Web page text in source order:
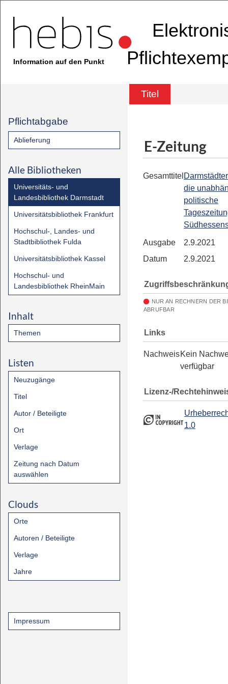
Information auf den Punkt
Titel
Pflichtabgabe
Ablieferung
Alle Bibliotheken
Universitäts- und
Landesbibliothek Darmstadt
Universitätsbibliothek Frankfurt
Hochschul-, Landes- und
Stadtbibliothek Fulda
Universitätsbibliothek Kassel
Hochschul- und
Landesbibliothek RheinMain
Inhalt
Themen
Listen
Neuzugänge
Titel
Autor / Beteiligte
Ort
Verlage
Zeitung nach Datum
auswählen
Clouds
Orte
Autoren / Beteiligte
Verlage
Jahre
Impressum
E-Zeitung
Gesamttitel
die
politische
Ausgabe
2.9.2021
Datum
2.9.2021
NUR AN RECHNERN DER
ABRUFBAR
Links
NachweisKein
verfügbar
Lizenz-/
1.0